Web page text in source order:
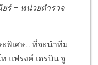
ร์ – หน่วยตำรวจ
พิเศษ... ที่จะนำทีม
แฟรงค์ เดรบิน จู